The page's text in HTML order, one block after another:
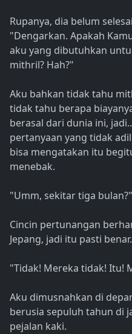
Rupanya, dia belum
"Dengarkan. Apakah
aku yang dibutuhkan
mithril? Hah?"
Aku bahkan tidak tahu
tidak tahu berapa
berasal dari dunia ini,
pertanyaan yang tidak
bisa mengatakan itu
menebak.
"Umm, sekitar tiga bulan?"
Cincin pertunangan
Jepang, jadi itu pasti
"Tidak! Mereka tidak! Itu!
Aku dimusnahkan di
berusia sepuluh tahun di
pejalan kaki.